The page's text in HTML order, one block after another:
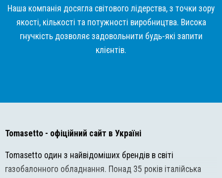
Наша компанія досягла світового лідерства, з точки зору
якості, кількості та потужності виробництва. Висока
гнучкість дозволяє задовольнити будь-які запити
клієнтів.
Tomasetto - офіційний сайт в Україні
Tomasetto один з найвідоміших брендів в світі
газобалонного обладнання. Понад 35 років італійська